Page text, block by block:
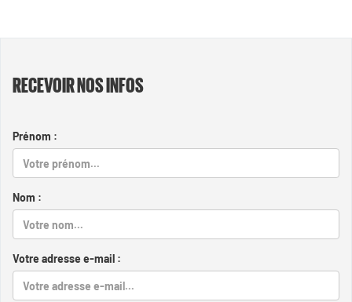
RECEVOIR NOS INFOS
Prénom :
Nom :
Votre adresse e-mail :